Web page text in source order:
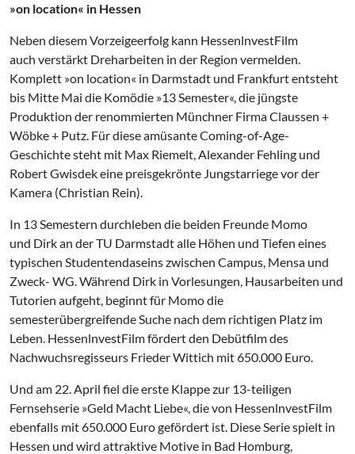
»on location« in Hessen
Neben diesem Vorzeigeerfolg kann HessenlnvestFilm
auch verstärkt Dreharbeiten in der Region vermelden.
Komplett »on location« in Darmstadt und Frankfurt entsteht
bis Mitte Mai die Komödie »13 Semester«, die jüngste
Produktion der renommierten Münchner Firma Claussen +
Wöbke + Putz. Für diese amüsante Coming-of-Age-
Geschichte steht mit Max Riemelt, Alexander Fehling und
Robert Gwisdek eine preisgekrönte Jungstarriege vor der
Kamera (Christian Rein).
In 13 Semestern durchleben die beiden Freunde Momo
und Dirk an der TU Darmstadt alle Höhen und Tiefen eines
typischen Studentendaseins zwischen Campus, Mensa und
Zweck- WG. Während Dirk in Vorlesungen, Hausarbeiten und
Tutorien aufgeht, beginnt für Momo die
semesterübergreifende Suche nach dem richtigen Platz im
Leben. HessenlnvestFilm fördert den Debütfilm des
Nachwuchsregisseurs Frieder Wittich mit 650.000 Euro.
Und am 22. April fiel die erste Klappe zur 13-teiligen
Fernsehserie »Geld Macht Liebe«, die von HessenlnvestFilm
ebenfalls mit 650.000 Euro gefördert ist. Diese Serie spielt in
Hessen und wird attraktive Motive in Bad Homburg,